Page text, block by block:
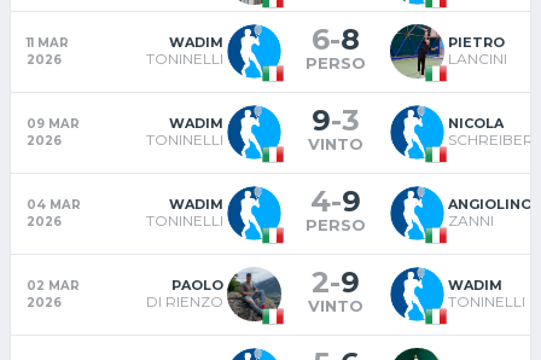
11 MAR
2026
WADIM
TONINELLI
6-8
PERSO
PIETRO
LANCINI
09 MAR
2026
WADIM
TONINELLI
9-3
VINTO
NICOLA
SCHREIBER
04 MAR
2026
WADIM
TONINELLI
4-9
PERSO
ANGIOLINO
ZANNI
02 MAR
2026
PAOLO
DI RIENZO
2-9
VINTO
WADIM
TONINELLI